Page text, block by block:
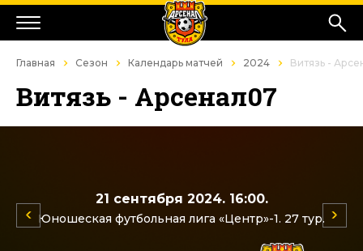
Главная Сезон Календарь матчей 2024 Витязь -
Витязь - Арсенал07
21 сентября 2024. 16:00.
Юношеская футбольная лига «Центр»-1. 27 тур.